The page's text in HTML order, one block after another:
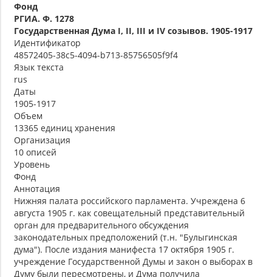
Фонд
РГИА. Ф. 1278
Государственная Дума I, II, III и IV созывов. 1905-1917
Идентификатор
48572405-38c5-4094-b713-85756505f9f4
Язык текста
rus
Даты
1905-1917
Объем
13365 единиц хранения
Организация
10 описей
Уровень
Фонд
Аннотация
Нижняя палата российского парламента. Учреждена 6
августа 1905 г. как совещательный представительный
орган для предварительного обсуждения
законодательных предположений (т.н. "Булыгинская
дума"). После издания манифеста 17 октября 1905 г.
учреждение Государственной Думы и закон о выборах в
Думу были пересмотрены, и Дума получила